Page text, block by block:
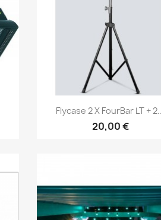
Vorschau
Flycase 2 X FourBar LT +
20,00 €